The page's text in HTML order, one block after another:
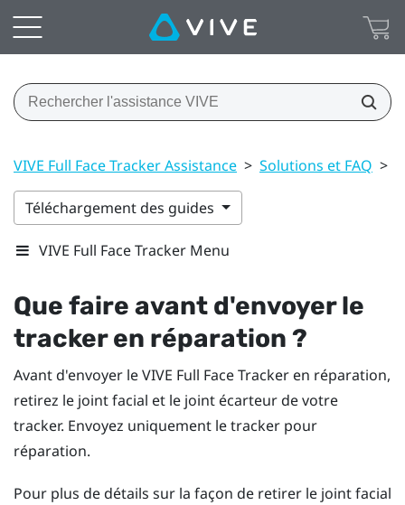
VIVE Full Face Tracker Assistance > Solutions et FAQ >
Téléchargement des guides
VIVE Full Face Tracker Menu
Que faire avant d'envoyer le
tracker en réparation ?
Avant d'envoyer leVIVE Full Face Tracker en réparation,
retirez le joint facial et le joint écarteur de votre
tracker. Envoyez uniquement le tracker pour
réparation.
Pour plus de détails sur la façon de retirer le joint facial